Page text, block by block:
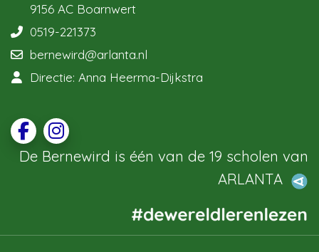
9156 AC Boarnwert
0519-221373
bernewird@arlanta.nl
Directie: Anna Heerma-Dijkstra
De Bernewird is één van de 19 scholen van
ARLANTA